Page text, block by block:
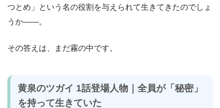
つとめ」という名の役割を与えられて生きてきたのでしょ
うか――。
その答えは、まだ霧の中です。
黄泉のツガイ 1話登場人物｜全員が「秘密」
を持って生きていた